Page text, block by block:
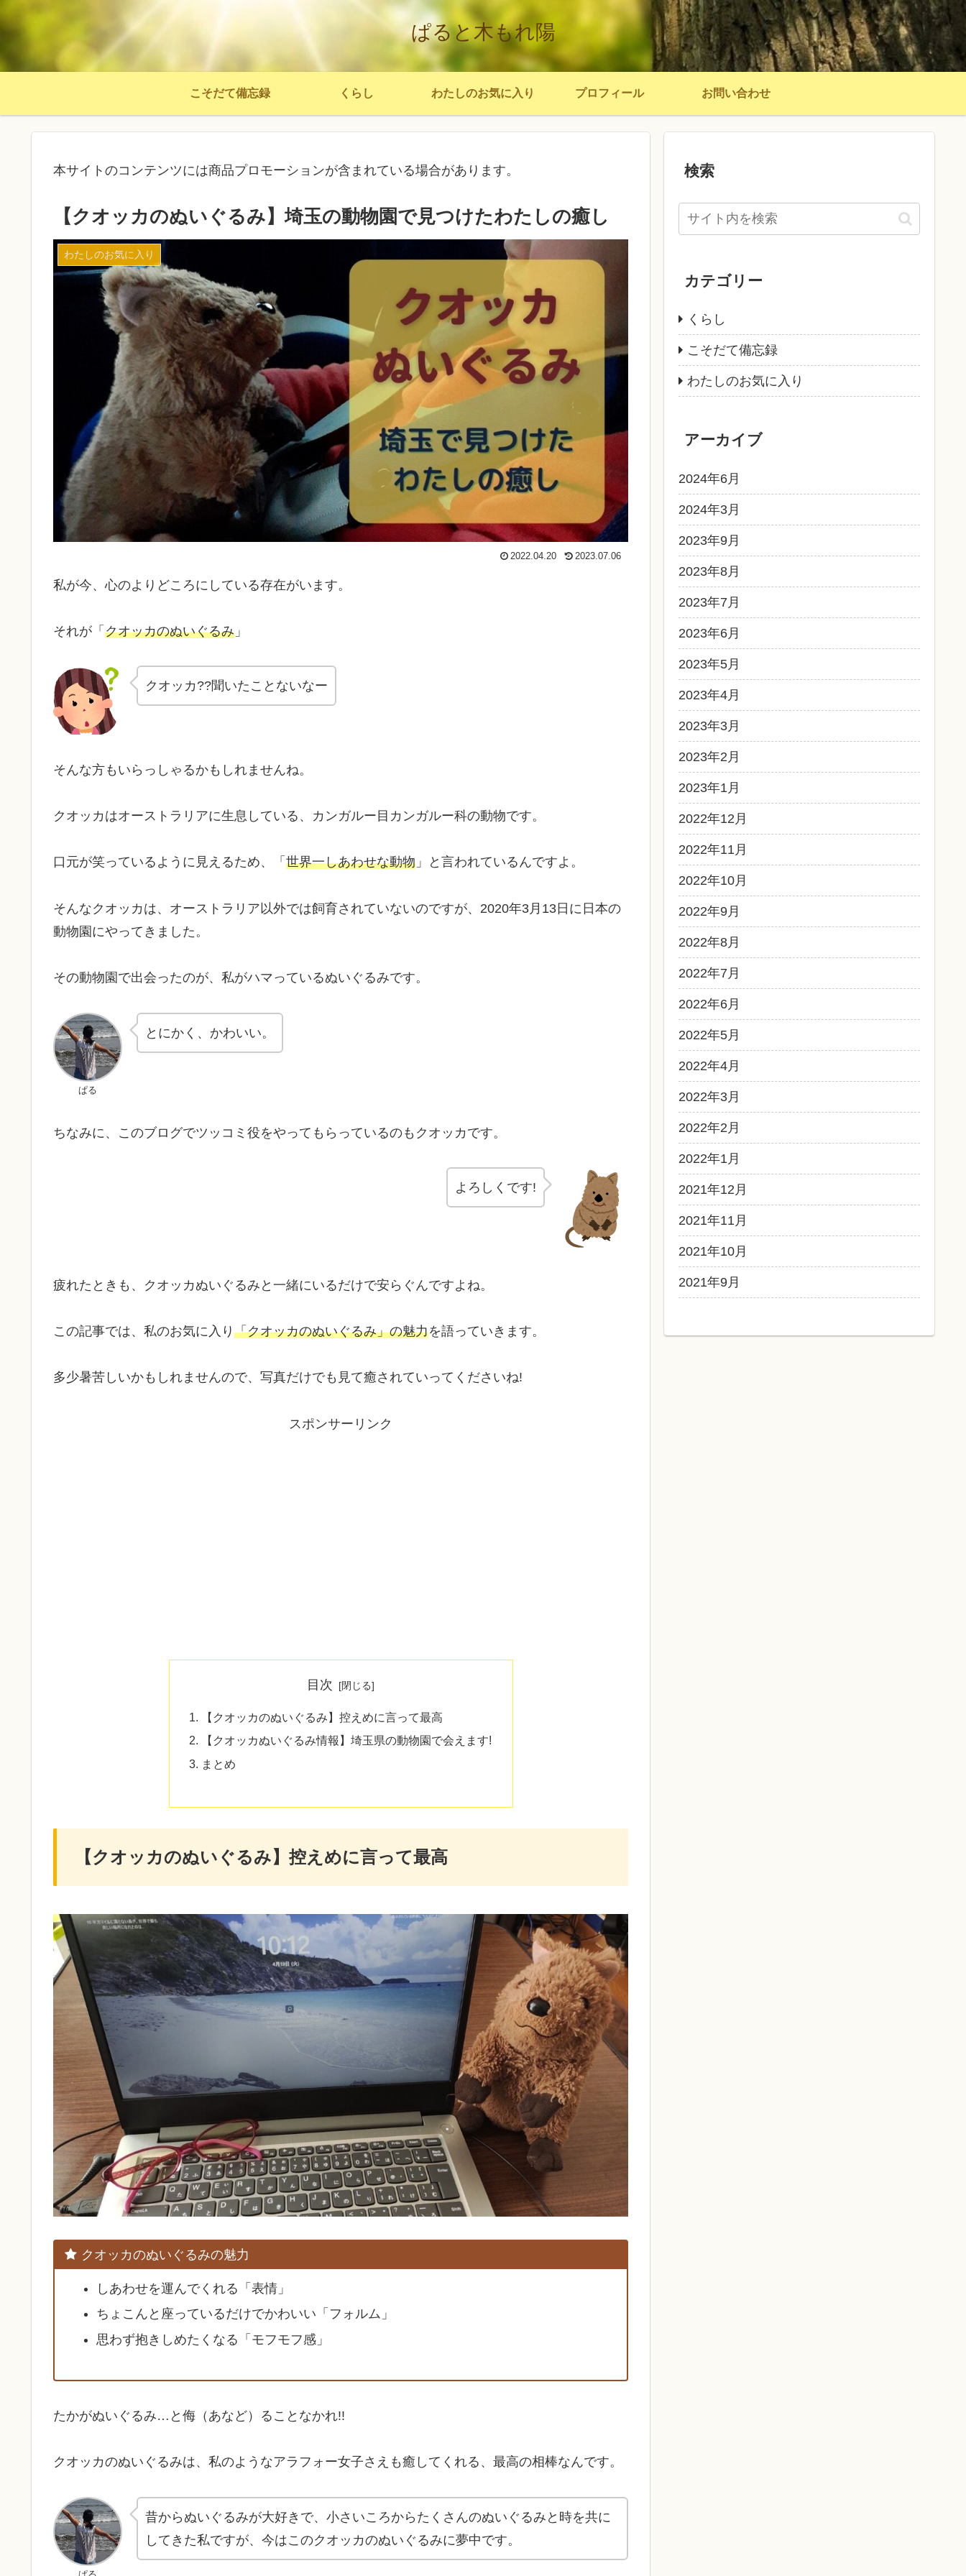
ぱると木もれ陽
こそだて備忘録 くらし わたしのお気に入り プロフィール お問い合わせ
本サイトのコンテンツには商品プロモーションが含まれている場合があります。
【クオッカのぬいぐるみ】埼玉の動物園で見つけたわたしの癒し
わたしのお気に入り
2022.04.20 2023.07.06
私が今、心のよりどころにしている存在がいます。
それが「 クオッカのぬいぐるみ 」
クオッカ??聞いたことないなー
そんな方もいらっしゃるかもしれませんね。
クオッカはオーストラリアに生息している、カンガルー目カンガルー科の動物です。
口元が笑っているように見えるため、「 世界一しあわせな動物 」と言われているんですよ。
そんなクオッカは、オーストラリア以外では飼育されていないのですが、2020年3月13日に日本の
動物園にやってきました。
その動物園で出会ったのが、私がハマっているぬいぐるみです。
ぱる
とにかく、かわいい。
ちなみに、このブログでツッコミ役をやってもらっているのもクオッカです。
よろしくです!
疲れたときも、クオッカぬいぐるみと一緒にいるだけで安らぐんですよね。
この記事では、私のお気に入り 「クオッカのぬいぐるみ」の魅力を語っていきます。
多少暑苦しいかもしれませんので、写真だけでも見て癒されていってくださいね!
スポンサーリンク
目次
【クオッカのぬいぐるみ】控えめに言って最高
【クオッカぬいぐるみ情報】埼玉県の動物園で会えます!
まとめ
【クオッカのぬいぐるみ】控えめに言って最高
クオッカのぬいぐるみの魅力
しあわせを運んでくれる「表情」
ちょこんと座っているだけでかわいい「フォルム」
思わず抱きしめたくなる「モフモフ感」
たかがぬいぐるみ…と侮（あなど）ることなかれ!!
クオッカのぬいぐるみは、私のようなアラフォー女子さえも癒してくれる、最高の相棒なんです。
昔からぬいぐるみが大好きで、小さいころからたくさんのぬいぐるみと時を共に
してきた私ですが、今はこのクオッカのぬいぐるみに夢中です。
検索
カテゴリー
くらし
こそだて備忘録
わたしのお気に入り
アーカイブ
2024年6月
2024年3月
2023年9月
2023年8月
2023年7月
2023年6月
2023年5月
2023年4月
2023年3月
2023年2月
2023年1月
2022年12月
2022年11月
2022年10月
2022年9月
2022年8月
2022年7月
2022年6月
2022年5月
2022年4月
2022年3月
2022年2月
2022年1月
2021年12月
2021年11月
2021年10月
2021年9月